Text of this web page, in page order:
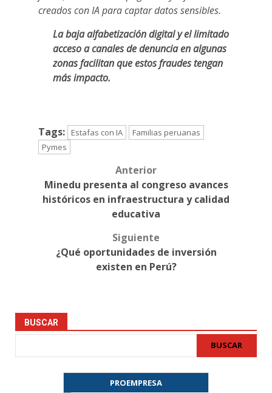
creados con IA para captar datos sensibles.
La baja alfabetización digital y el limitado
acceso a canales de denuncia en algunas
zonas facilitan que estos fraudes tengan
más impacto.
Tags: Estafas con IA
Familias peruanas
Pymes
navigation
Anterior
Minedu presenta al congreso avances
históricos en infraestructura y calidad
educativa
Siguiente
¿Qué oportunidades de inversión
existen en Perú?
BUSCAR
BUSCAR
PROEMPRESA